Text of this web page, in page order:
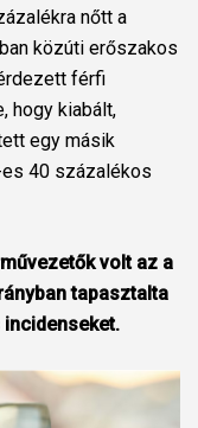
nőtt a
közúti erőszakos
férfi
hogy kiabált,
egy másik
40 százalékos
volt az a
tapasztalta